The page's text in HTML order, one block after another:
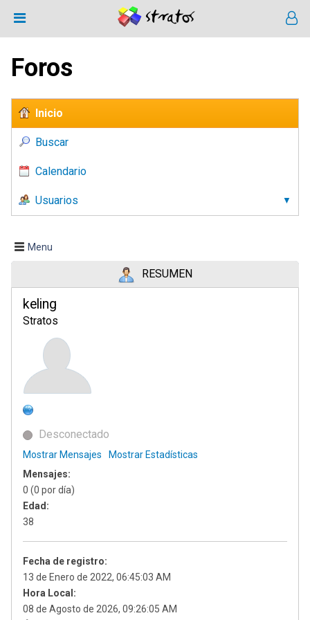
Foros
Inicio
Buscar
Calendario
Usuarios
Menu
RESUMEN
keling
Stratos
Desconectado
Mostrar Mensajes
Mostrar Estadísticas
Mensajes:
0 (0 por día)
Edad:
38
Fecha de registro:
13 de Enero de 2022, 06:45:03 AM
Hora Local:
08 de Agosto de 2026, 09:26:05 AM